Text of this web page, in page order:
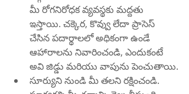
మీ రోగనిరోధక వ్యవస్థకు మద్దతు
ఇస్తాయి. చక్కెర, కొవ్వు లేదా ప్రాసెస్
చేసిన పదార్థాలలో అధికంగా ఉండే
ఆహారాలను నివారించండి, ఎందుకంటే
అవి జిడ్డు మరియు వాపును పెంచుతాయి.
సూర్యుని నుండి మీ తలని రక్షించండి.